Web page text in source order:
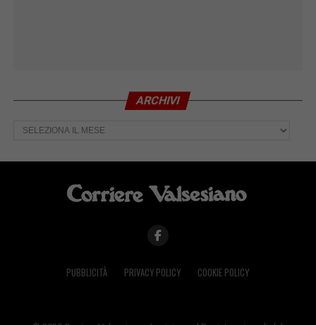
ARCHIVI
Archivi
PUBBLICITÀ PRIVACY POLICY COOKIE POLICY